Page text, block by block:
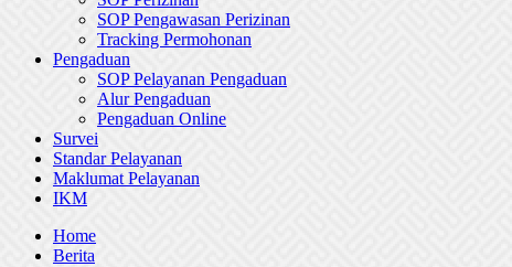
SOP Pengawasan Perizinan
Tracking Permohonan
Pengaduan
SOP Pelayanan Pengaduan
Alur Pengaduan
Pengaduan Online
Survei
Standar Pelayanan
Maklumat Pelayanan
IKM
Home
Berita